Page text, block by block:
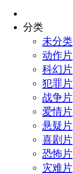
分类
未分类
动作片
科幻片
犯罪片
战争片
爱情片
悬疑片
喜剧片
恐怖片
灾难片